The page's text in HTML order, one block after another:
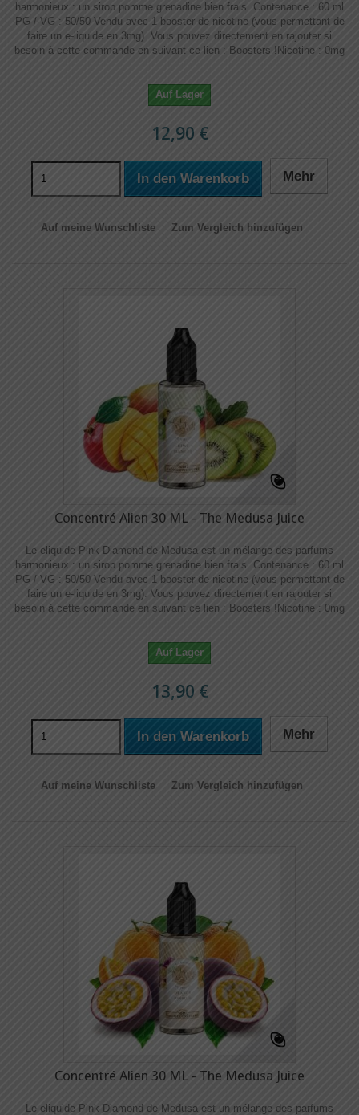
harmonieux : un sirop pomme grenadine bien frais. Contenance : 60 ml
PG / VG : 50/50 Vendu avec 1 booster de nicotine (vous permettant de
faire un e-liquide en 3mg). Vous pouvez directement en rajouter si
besoin à cette commande en suivant ce lien : Boosters !​​ Nicotine : 0mg
Auf Lager
12,90 €
In den Warenkorb Mehr
Auf meine Wunschliste Zum Vergleich hinzufügen
Concentré Alien 30 ML - The Medusa Juice
Le eliquide Pink Diamond de Medusa est un mélange des parfums
harmonieux : un sirop pomme grenadine bien frais. Contenance : 60 ml
PG / VG : 50/50 Vendu avec 1 booster de nicotine (vous permettant de
faire un e-liquide en 3mg). Vous pouvez directement en rajouter si
besoin à cette commande en suivant ce lien : Boosters !​​ Nicotine : 0mg
Auf Lager
13,90 €
In den Warenkorb Mehr
Auf meine Wunschliste Zum Vergleich hinzufügen
Concentré Alien 30 ML - The Medusa Juice
Le eliquide Pink Diamond de Medusa est un mélange des parfums